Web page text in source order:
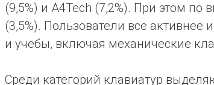
(9,5%) и A4Tech (7,2%). При этом по
(3,5%). Пользователи все
и учебы, включая механические
Среди категорий клавиатур